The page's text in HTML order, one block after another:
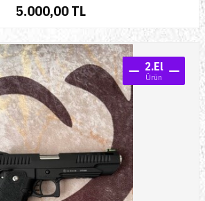
5.000,00 TL
2.El
Ürün